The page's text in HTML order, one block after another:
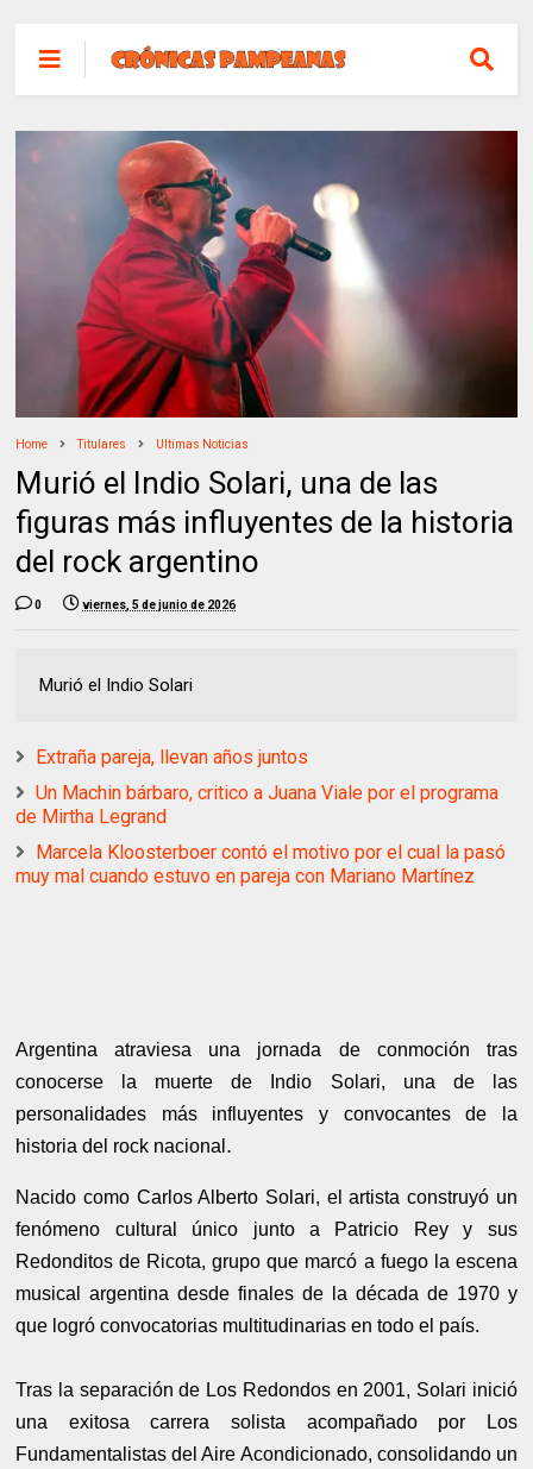
Home Titulares Ultimas Noticias
Murió el Indio Solari, una de las
figuras más influyentes de la historia
del rock argentino
0 viernes, 5 de junio de 2026
Murió el Indio Solari
Extraña pareja, llevan años juntos
Un Machin bárbaro, critico a Juana Viale por el programa
de Mirtha Legrand
Marcela Kloosterboer contó el motivo por el cual la pasó
muy mal cuando estuvo en pareja con Mariano Martínez
Argentina atraviesa una jornada de conmoción tras
conocerse la muerte de Indio Solari, una de las
personalidades más influyentes y convocantes de la
historia del rock nacional .
Nacido como Carlos Alberto Solari, el artista construyó un
fenómeno cultural único junto a Patricio Rey y sus
Redonditos de Ricota, grupo que marcó a fuego la escena
musical argentina desde finales de la década de 1970 y
que logró convocatorias multitudinarias en todo el país.
Tras la separación de Los Redondos en 2001, Solari inició
una exitosa carrera solista acompañado por Los
Fundamentalistas del Aire Acondicionado, consolidando un